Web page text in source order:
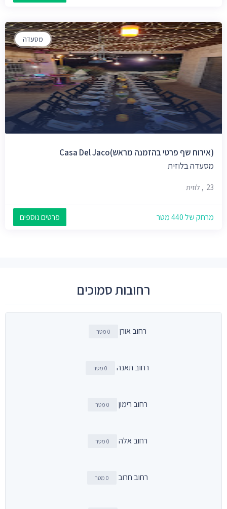
מסעדה
(אירוח שף פרטי בהזמנה מראש)Casa Del Jaco
מסעדה בלוזית
23, לוזית
מרחק של 440 מטר פרטים נוספים
רחובות סמוכים
רחוב אורן 0 מטר
רחוב תאנה 0 מטר
רחוב רימון 0 מטר
רחוב אלה 0 מטר
רחוב חרוב 0 מטר